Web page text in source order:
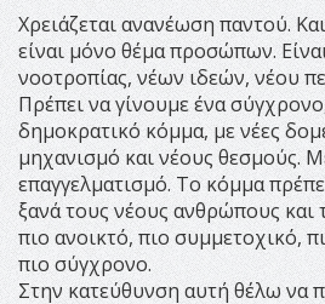
Χρειάζεται ανανέωση παντού.
είναι μόνο θέμα προσώπων.
νοοτροπίας, νέων ιδεών, νέου
Πρέπει να γίνουμε ένα
δημοκρατικό κόμμα, με νέες
μηχανισμό και νέους θεσμούς.
επαγγελματισμό. Το κόμμα
ξανά τους νέους ανθρώπους και
πιο ανοικτό, πιο συμμετοχικό,
πιο σύγχρονο.
Στην κατεύθυνση αυτή θέλω να